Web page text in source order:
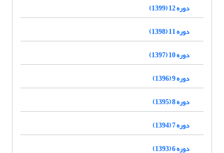
دوره 12 (1399)
دوره 11 (1398)
دوره 10 (1397)
دوره 9 (1396)
دوره 8 (1395)
دوره 7 (1394)
دوره 6 (1393)